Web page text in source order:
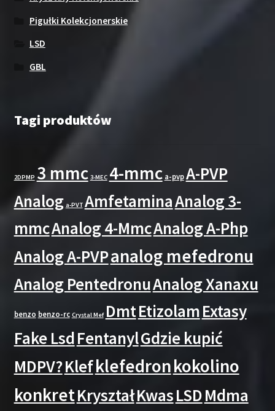
Pigułki Kolekcjonerskie
LSD
GBL
Tagi produktów
2DPMP 3 mmc 3-MEC 4-mmc a-pvp A-PVP
Analog a-PVT AmfetaminaAnalog 3-
mmcAnalog 4-MmcAnalog A-Php
Analog A-PVPanalog mefedronu
Analog PentedronuAnalog Xanaxu
benzo benzo-rc Crystal Mef DmtEtizolamExtasy
Fake LsdFentanylGdzie kupić
MDPV?Klefklefedronkokolino
konkretKryształKwasLSDMdma